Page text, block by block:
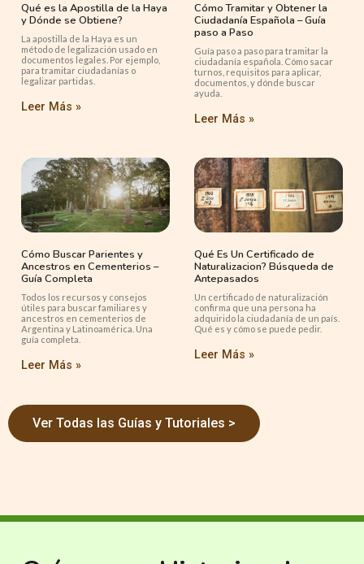
Qué es la Apostilla de la Haya
y Dónde se Obtiene?
La apostilla de la Haya es un
método de legalización usado en
documentos legales. Por ejemplo,
para tramitar ciudadanías o
legalizar partidas.
Leer Más »
Cómo Tramitar y Obtener la
Ciudadanía Española – Guía
paso a Paso
Guía paso a paso para tramitar la
ciudadanía española. Cómo sacar
turnos, requisitos para aplicar,
documentos, y dónde buscar
ayuda.
Leer Más »
Cómo Buscar Parientes y
Ancestros en Cementerios –
Guía Completa
Todos los recursos y consejos
útiles para buscar familiares y
ancestros en cementerios de
Argentina y Latinoamérica. Una
guía completa.
Leer Más »
Qué Es Un Certificado de
Naturalizacion? Búsqueda de
Antepasados
Un certificado de naturalización
confirma que una persona ha
adquirido la ciudadanía de un país.
Qué es y cómo se puede pedir.
Leer Más »
Ver Todas las Guías y Tutoriales >